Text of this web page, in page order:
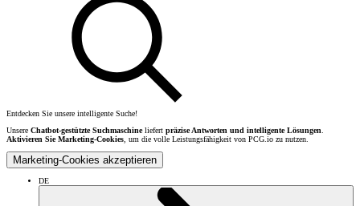
Entdecken Sie unsere intelligente Suche!
Unsere Chatbot-gestützte Suchmaschineliefert präzise Antworten und intelligente Lösungen.
Aktivieren Sie Marketing-Cookies, um die volle Leistungsfähigkeit von PCG.io zu nutzen.
Marketing-Cookies akzeptieren
DE